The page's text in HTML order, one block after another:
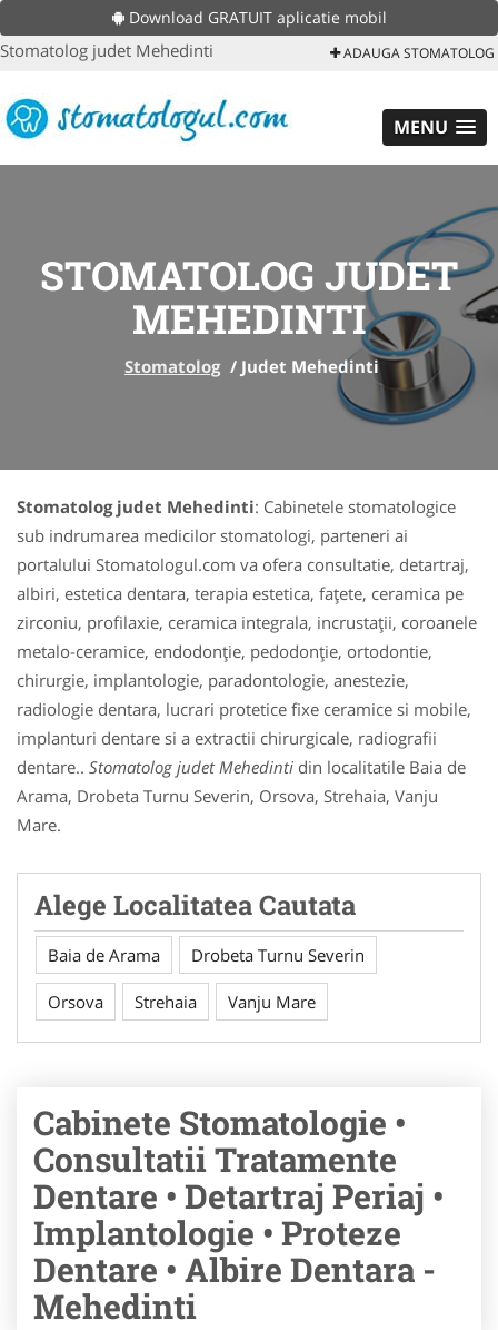
Download GRATUIT aplicatie mobil
Stomatolog judet Mehedinti ADAUGA STOMATOLOG
MENU
STOMATOLOG JUDET
MEHEDINTI
Stomatolog / Judet Mehedinti
Stomatolog judet Mehedinti: Cabinetele stomatologice
sub indrumarea medicilor stomatologi, parteneri ai
portalului Stomatologul.com va ofera consultatie, detartraj,
albiri, estetica dentara, terapia estetica, faţete, ceramica pe
zirconiu, profilaxie, ceramica integrala, incrustaţii, coroanele
metalo-ceramice, endodonţie, pedodonţie, ortodontie,
chirurgie, implantologie, paradontologie, anestezie,
radiologie dentara, lucrari protetice fixe ceramice si mobile,
implanturi dentare si a extractii chirurgicale, radiografii
dentare.. Stomatolog judet Mehedinti din localitatile Baia de
Arama, Drobeta Turnu Severin, Orsova, Strehaia, Vanju
Mare.
Alege Localitatea Cautata
Baia de Arama Drobeta Turnu Severin
Orsova Strehaia Vanju Mare
Cabinete Stomatologie •
Consultatii Tratamente
Dentare • Detartraj Periaj •
Implantologie • Proteze
Dentare • Albire Dentara -
Mehedinti